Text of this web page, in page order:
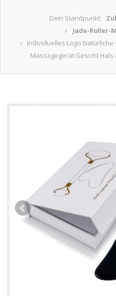
Dein Standpunkt:
Jade-Roller-
Individuelles Logo
Massagegerät Gesicht